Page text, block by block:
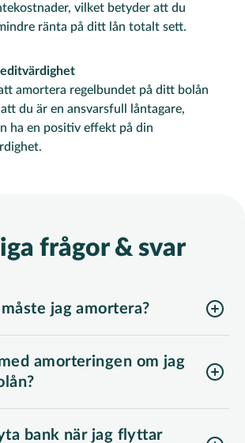
vilket betyder att du
ränta på ditt lån totalt sett.
amortera regelbundet på ditt bolån
du är en ansvarsfull låntagare,
ha en positiv effekt på din
frågor & svar
jag amortera?
amorteringen om jag
bank när jag flyttar